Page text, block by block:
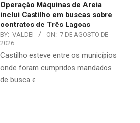
Operação Máquinas de Areia
inclui Castilho em buscas sobre
contratos de Três Lagoas
BY: VALDEI ON: 7 DE AGOSTO DE
2026
Castilho esteve entre os municípios
onde foram cumpridos mandados
de busca e